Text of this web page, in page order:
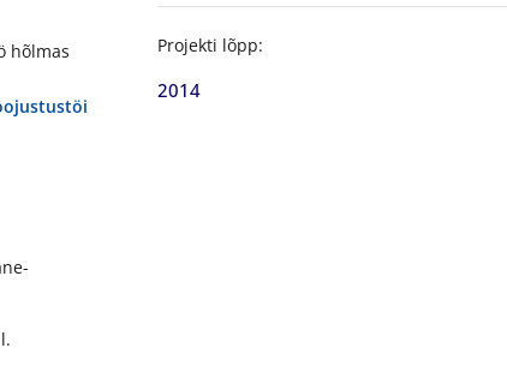
hõlmas
Projekti lõpp:
2014